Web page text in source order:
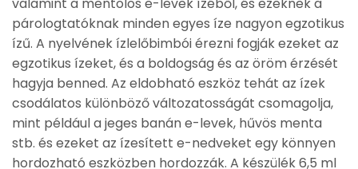
párologtatóknak minden egyes íze nagyon egzotikus
ízű. A nyelvének ízlelőbimbói érezni fogják ezeket az
egzotikus ízeket, és a boldogság és az öröm érzését
hagyja benned. Az eldobható eszköz tehát az ízek
csodálatos különböző változatosságát csomagolja,
mint például a jeges banán e-levek, hűvös menta
stb. és ezeket az ízesített e-nedveket egy könnyen
hordozható eszközben hordozzák. A készülék 6,5 ml